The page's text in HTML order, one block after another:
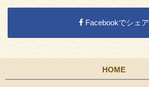
Facebookでシェア
HOME